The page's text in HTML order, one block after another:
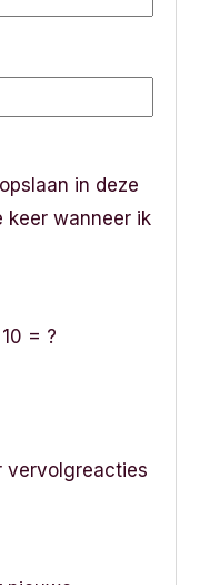
in deze
keer wanneer ik
= ?
vervolgreacties